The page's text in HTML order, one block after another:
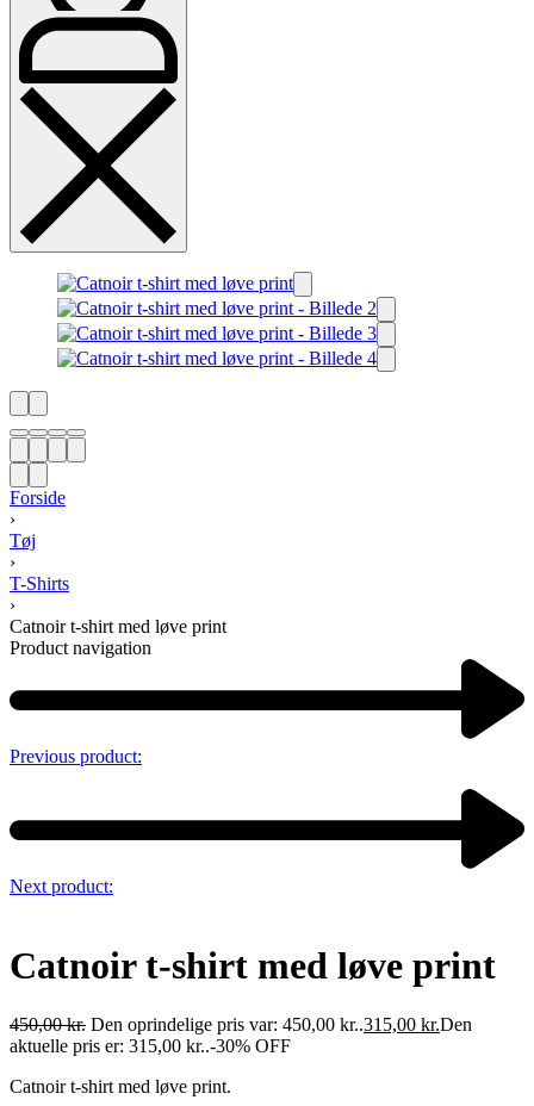
Forside
›
Tøj
›
T-Shirts
›
Catnoir t-shirt med løve print
Product navigation
Previous product:
Next product:
Catnoir t-shirt med løve print
450,00kr. Den oprindelige pris var: 450,00 kr..315,00 kr.Den
aktuelle pris er: 315,00 kr..-30% OFF
Catnoir t-shirt med løve print.